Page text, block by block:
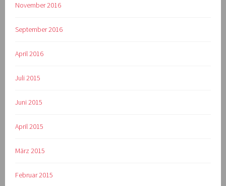
November 2016
September 2016
April 2016
Juli 2015
Juni 2015
April 2015
März 2015
Februar 2015